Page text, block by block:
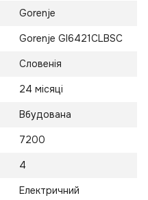
Gorenje
Gorenje GI6421CLBSC
Словенія
24 місяці
Вбудована
7200
4
Електричний